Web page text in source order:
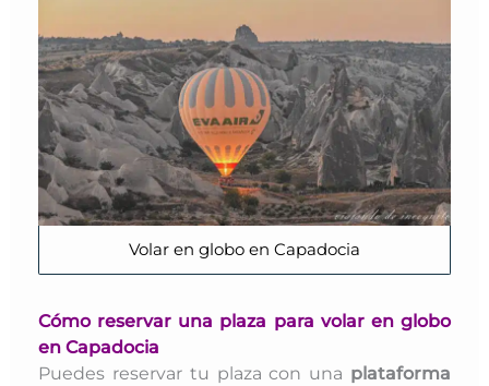
Volar en globo en Capadocia
Cómo reservar una plaza para volar en globo
en Capadocia
Puedes reservar tu plaza con una plataforma